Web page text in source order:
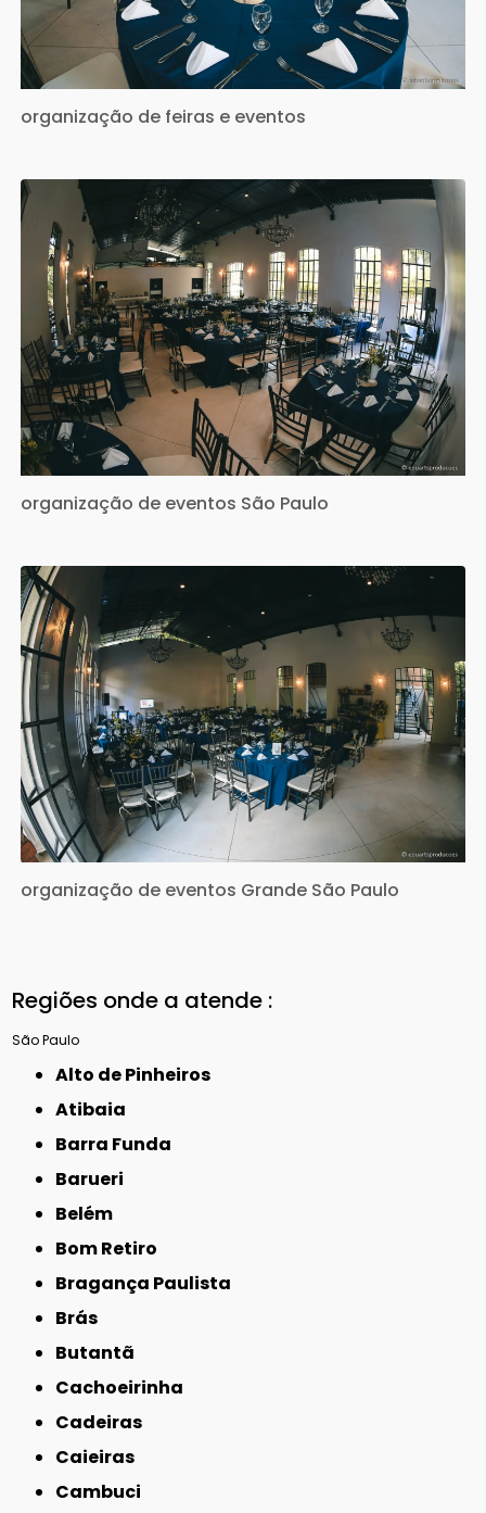
organização de feiras e eventos
organização de eventos São Paulo
organização de eventos Grande São Paulo
Regiões onde a atende :
São Paulo
Alto de Pinheiros
Atibaia
Barra Funda
Barueri
Belém
Bom Retiro
Bragança Paulista
Brás
Butantã
Cachoeirinha
Cadeiras
Caieiras
Cambuci